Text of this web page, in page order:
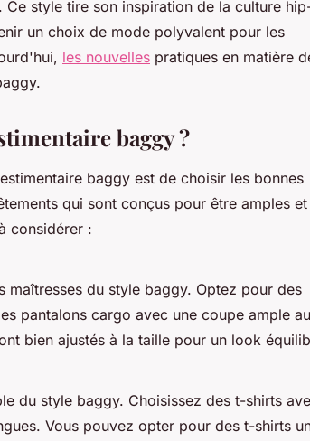
style tire son inspiration de la culture
un choix de mode polyvalent pour les
les nouvelles pratiques en matière
baggy ?
baggy est de choisir les bonnes
qui sont conçus pour être amples et
considérer :
maîtresses du style baggy. Optez pour des
pantalons cargo avec une coupe ample au
bien ajustés à la taille pour un look
du style baggy. Choisissez des t-shirts
Vous pouvez opter pour des t-shirts